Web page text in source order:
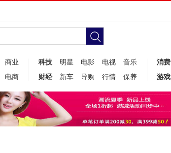
商业
电商
科技 明星 电影 电视
音乐
财经
新车 导购 行情 保养
消费
游戏